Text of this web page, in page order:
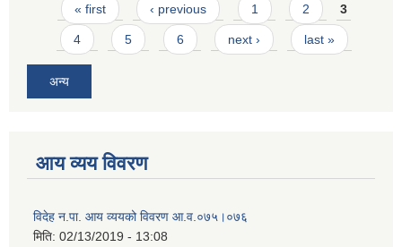
Pages
« first ‹ previous 1 2 3
4 5 6 next › last »
अन्य
आय व्यय विवरण
विदेह न.पा. आय व्ययको विवरण आ.व.०७५।०७६
मिति: 02/13/2019 - 13:08